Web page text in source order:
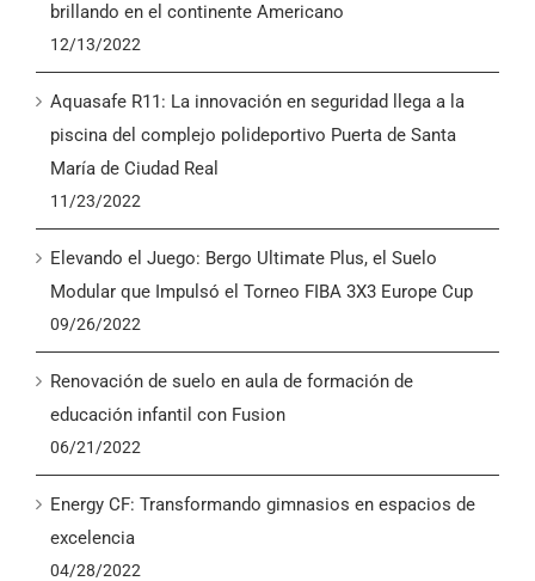
brillando en el continente Americano
12/13/2022
Aquasafe R11: La innovación en seguridad llega a la
piscina del complejo polideportivo Puerta de Santa
María de Ciudad Real
11/23/2022
Elevando el Juego: Bergo Ultimate Plus, el Suelo
Modular que Impulsó el Torneo FIBA 3X3 Europe Cup
09/26/2022
Renovación de suelo en aula de formación de
educación infantil con Fusion
06/21/2022
Energy CF: Transformando gimnasios en espacios de
excelencia
04/28/2022